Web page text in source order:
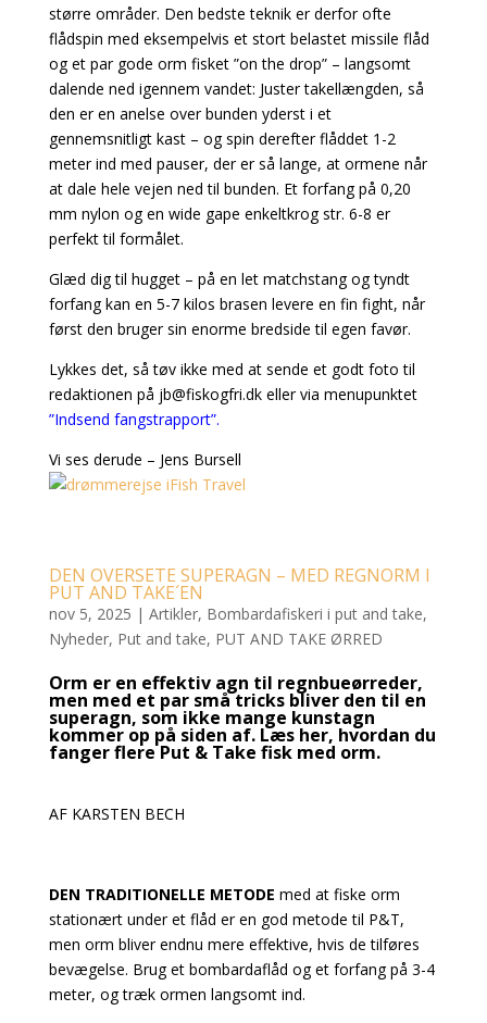
større områder. Den bedste teknik er derfor ofte
flådspin med eksempelvis et stort belastet missile flåd
og et par gode orm fisket ”on the drop” – langsomt
dalende ned igennem vandet: Juster takellængden, så
den er en anelse over bunden yderst i et
gennemsnitligt kast – og spin derefter flåddet 1-2
meter ind med pauser, der er så lange, at ormene når
at dale hele vejen ned til bunden. Et forfang på 0,20
mm nylon og en wide gape enkeltkrog str. 6-8 er
perfekt til formålet.
Glæd dig til hugget – på en let matchstang og tyndt
forfang kan en 5-7 kilos brasen levere en fin fight, når
først den bruger sin enorme bredside til egen favør.
Lykkes det, så tøv ikke med at sende et godt foto til
redaktionen på jb@fiskogfri.dkeller via menupunktet
”Indsend fangstrapport”.
Vi ses derude – Jens Bursell
DEN OVERSETE SUPERAGN – MED REGNORM I
PUT AND TAKE´EN
nov 5, 2025 | Artikler, Bombardafiskeri i put and take,
Nyheder, Put and take, PUT AND TAKE ØRRED
Orm er en effektiv agn til regnbueørreder,
men med et par små tricks bliver den til en
superagn, som ikke mange kunstagn
kommer op på siden af. Læs her, hvordan du
fanger flere Put & Take fisk med orm.
AF KARSTEN BECH
DEN TRADITIONELLE METODE med at fiske orm
stationært under et flåd er en god metode til P&T,
men orm bliver endnu mere effektive, hvis de tilføres
bevægelse. Brug et bombardaflåd og et forfang på 3-4
meter, og træk ormen langsomt ind.